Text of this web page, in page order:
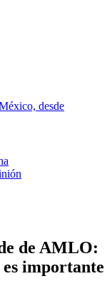
desde
de AMLO:
importante